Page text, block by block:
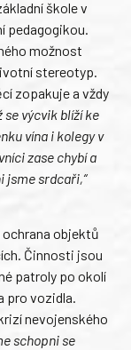
škole v
pedagogikou.
možnost
stereotyp.
zopakuje a vždy
se výcvik blíží ke
vína i kolegy v
zase chybí a
jsme srdcaři,“
ochrana objektů
Činnosti jsou
patroly po okolí
pro vozidla.
nevojenského
schopni se